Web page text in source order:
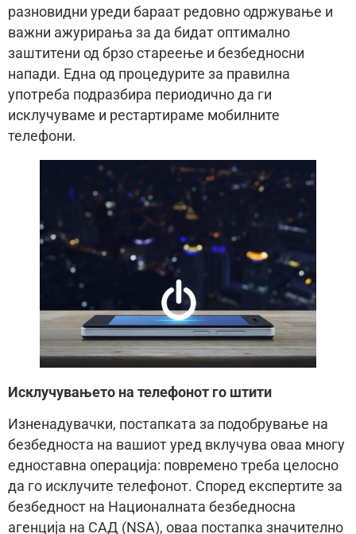
разновидни уреди бараат редовно одржување и
важни ажурирања за да бидат оптимално
заштитени од брзо стареење и безбедносни
напади. Една од процедурите за правилна
употреба подразбира периодично да ги
исклучуваме и рестартираме мобилните
телефони.
Исклучувањето на телефонот го штити
Изненадувачки, постапката за подобрување на
безбедноста на вашиот уред вклучува оваа многу
едноставна операција: повремено треба целосно
да го исклучите телефонот. Според експертите за
безбедност на Националната безбедносна
агенција на САД (NSA), оваа постапка значително